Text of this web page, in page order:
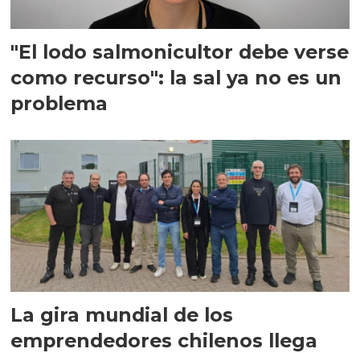
"El lodo salmonicultor debe verse
como recurso": la sal ya no es un
problema
La gira mundial de los
emprendedores chilenos llega